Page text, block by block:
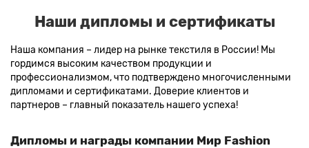
Наши дипломы и сертификаты
Наша компания – лидер на рынке текстиля в России! Мы
гордимся высоким качеством продукции и
профессионализмом, что подтверждено многочисленными
дипломами и сертификатами. Доверие клиентов и
партнеров – главный показатель нашего успеха!
Дипломы и награды компании Мир Fashion